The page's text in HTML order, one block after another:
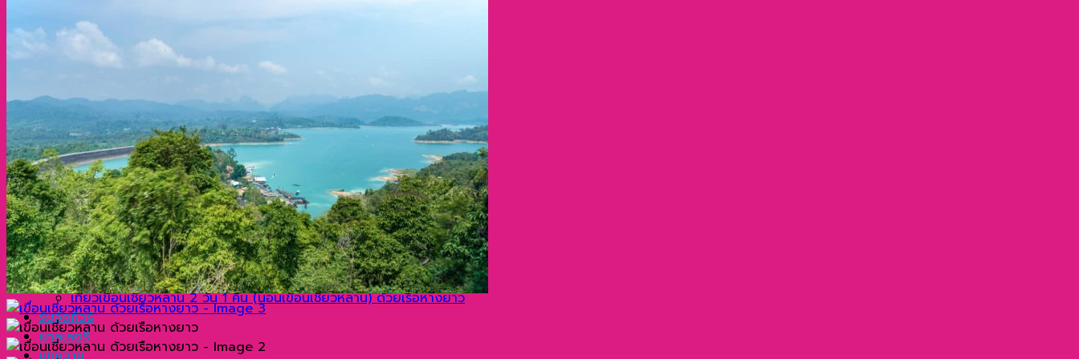
บานาน่าบีช ชมพระอาทิตย์ตกที่แหลมพรหมเทพ
เที่ยวพังงา
เขาตะปู James Bond Island ด้วยเรือสปีดโบ๊ท
เกาะสิมิลัน
หมู่เกาะสุรินทร์ 1 วัน ด้วยเรือสปีดโบ๊ท
เที่ยวกระบี่
เกาะรอก ด้วยเรือสปีดโบ๊ท
ทัวร์เกาะพีพี อ่าวมาหยา เกาะไม้ไผ่ (แบมบู) และเกาะไข่ โดยเรือสปีดโบ๊ท
วันเดียวเที่ยว 3 เกาะ เกาะพีพีดอน เกาะพีพีเล และเกาะไข่ ด้วยเรือสปีดโบ๊ท
วันเดียวเที่ยว 4 เกาะ พีพีดอน พีพีเล ไข่ และไม้ท่อน ด้วยเรือสปีดโบ๊ท
เที่ยวสุราษฎร์ธานี
เขื่อนเชี่ยวหลาน ด้วยเรือหางยาว
เขาสก ด้วยเรือหางยาว
เขื่อนเชี่ยวหลาน 2 วัน 1 คืน (นอนเขาสก) ด้วยเรือหางยาว
เที่ยวเขื่อนเชี่ยวหลาน 2 วัน 1 คืน (นอนเขี่อนเชี่ยวหลาน) ด้วยเรือหางยาว
รับจัดทัวร์
แกลเลอรี่